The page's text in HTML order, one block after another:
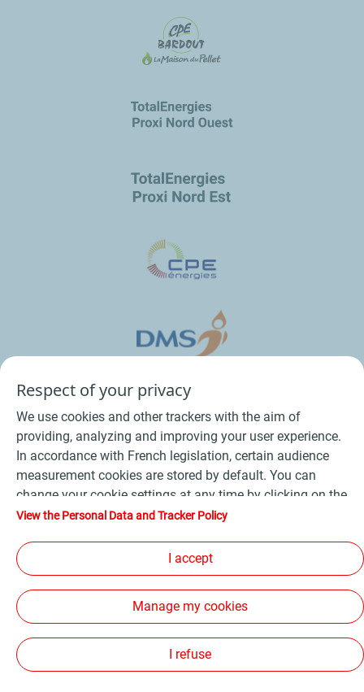
Conditions Générales de Vente Bois
Conditions Générales d’Utilisation
Cookies - Plan du site -
Les sites de la compagnie TotalEnergies
Accessibilité: non conforme
Respect of your privacy
We use cookies and other trackers with the aim of
providing, analyzing and improving your user experience.
In accordance with French legislation, certain audience
measurement cookies are stored by default. You can
change your cookie settings at any time by clicking on the
"Manage my cookies" button. By clicking on the "Accept"
device. If you click on "Decline", only the technical cookies
required for the site to function correctly will be used. For
more information, refer to the "Personal Data and Tracker
Policy" page.
View the Personal Data and Tracker Policy
I accept
Manage my cookies
I refuse